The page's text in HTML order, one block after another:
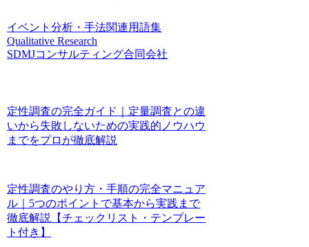
イベント分析・手法関連用語集
Qualitative Research
SDMJコンサルティング合同会社
定性調査の完全ガイド｜定量調査との違
いから失敗しないための実践的ノウハウ
までをプロが徹底解説
定性調査のやり方・手順の完全マニュア
ル｜5つのポイントで基本から実践まで
徹底解説【チェックリスト・テンプレー
ト付き】